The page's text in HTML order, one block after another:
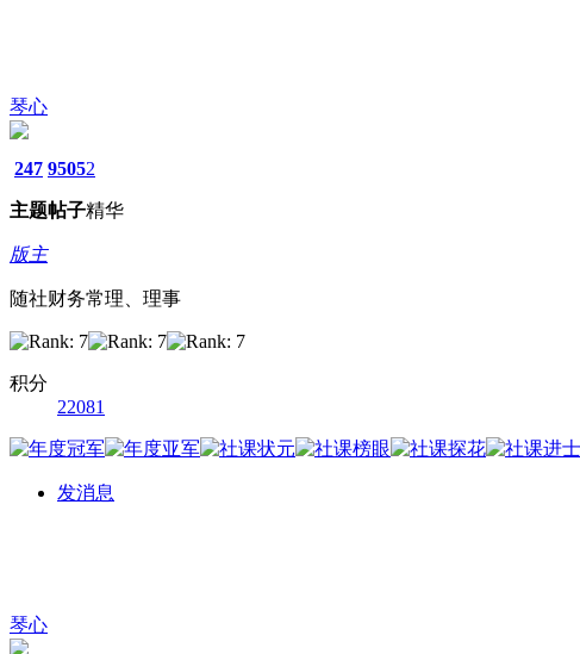
琴心
247
主题
9505
帖子
2
精华
版主
随社财务常理、理事
积分
22081
发消息
琴心